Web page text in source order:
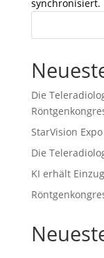
synchronisiert.
Die
StarVision
Die
KI erhält